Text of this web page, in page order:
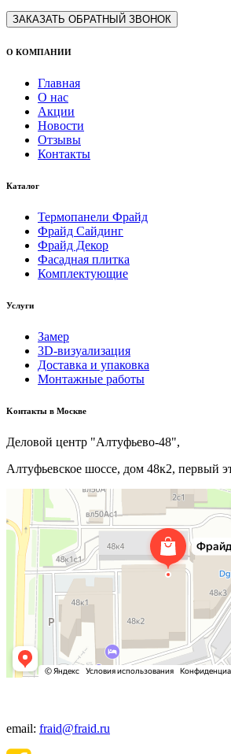
ЗАКАЗАТЬ ОБРАТНЫЙ ЗВОНОК
О КОМПАНИИ
Главная
О нас
Акции
Новости
Отзывы
Контакты
Каталог
Термопанели Фрайд
Фрайд Сайдинг
Фрайд Декор
Фасадная плитка
Комплектующие
Услуги
Замер
3D-визуализация
Доставка и упаковка
Монтажные работы
Kонтакты в Москве
Деловой центр "Алтуфьево-48",
Алтуфьевское шоссе, дом 48к2, первый
email: fraid@fraid.ru